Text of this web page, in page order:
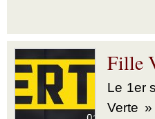
Fille
Le 1er
Verte